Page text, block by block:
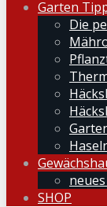
Garten
Die
SHOP